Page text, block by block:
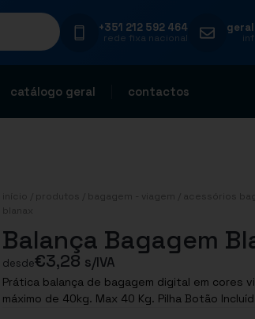
+351 212 592 464
rede fixa nacional
catálogo geral contactos
início produtos bagagem - viagem acessórios
blanax
Balança Bagagem
desde€3,28 s/IVA
Prática balança de bagagem digital em cores
máximo de 40kg. Max 40 Kg. Pilha Botão